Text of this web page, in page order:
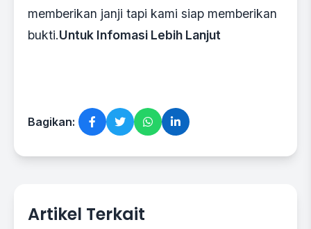
memberikan janji tapi kami siap memberikan
bukti.Untuk Infomasi Lebih Lanjut
Bagikan:
Artikel Terkait